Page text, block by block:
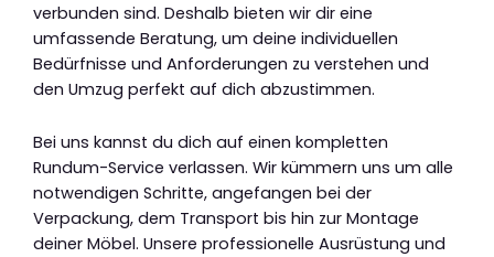
verbunden sind. Deshalb bieten wir dir eine
umfassende Beratung, um deine individuellen
Bedürfnisse und Anforderungen zu verstehen und
den Umzug perfekt auf dich abzustimmen.
Bei uns kannst du dich auf einen kompletten
Rundum-Service verlassen. Wir kümmern uns um alle
notwendigen Schritte, angefangen bei der
Verpackung, dem Transport bis hin zur Montage
deiner Möbel. Unsere professionelle Ausrüstung und